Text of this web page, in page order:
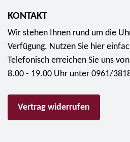
KONTAKT
Wir stehen Ihnen rund um die
Verfügung. Nutzen Sie hier
Telefonisch erreichen Sie uns
8.00 - 19.00 Uhr unter 0961/
Vertrag widerrufen